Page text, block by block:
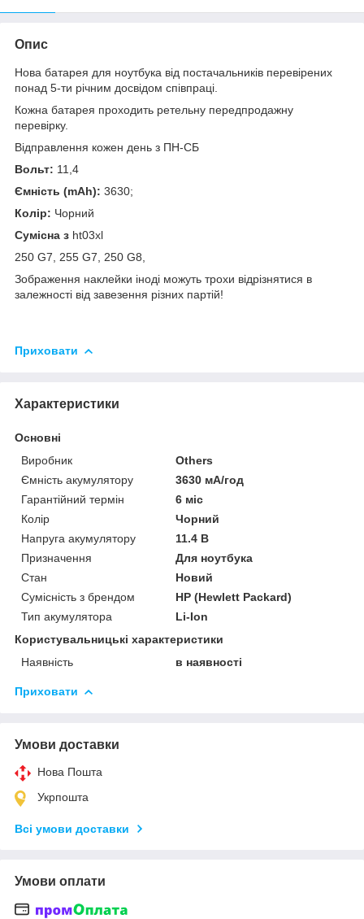
Опис
Нова батарея для ноутбука від постачальників перевірених
понад 5-ти річним досвідом співпраці.
Кожна батарея проходить ретельну передпродажну
перевірку.
Відправлення кожен день з ПН-СБ
Вольт: 11,4
Ємність (mAh): 3630;
Колір: Чорний
Сумісна з ht03xl
250 G7, 255 G7, 250 G8,
Зображення наклейки іноді можуть трохи відрізнятися в
залежності від завезення різних партій!
Приховати
Характеристики
Основні
Виробник
Others
Ємність акумулятору
3630 мА/год
Гарантійний термін
6 міс
Колір
Чорний
Напруга акумулятору
11.4 В
Призначення
Для ноутбука
Стан
Новий
Сумісність з брендом
HP (Hewlett Packard)
Тип акумулятора
Li-Ion
Користувальницькі характеристики
Наявність
в наявності
Приховати
Умови доставки
Нова Пошта
Укрпошта
Всі умови доставки
Умови оплати